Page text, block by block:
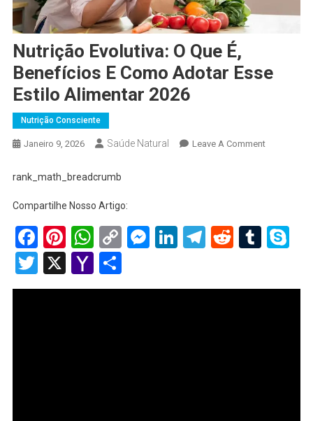
Nutrição Evolutiva: O Que É,
Benefícios E Como Adotar Esse
Estilo Alimentar 2026
Nutrição Consciente
Janeiro 9, 2026 Saúde Natural Leave A CommentOn
Benefícios
Adotar
rank_math_breadcrumb
Compartilhe Nosso Artigo:
Facebook
Pinterest
WhatsApp
Copy
Link
Messenger
LinkedIn
Telegram
Reddit
Twitter
X Yahoo
Mail
Share